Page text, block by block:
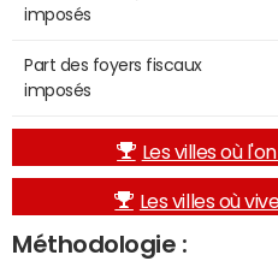
imposés
Part des foyers fiscaux
imposés
Les villes où
Les villes où
Méthodologie :